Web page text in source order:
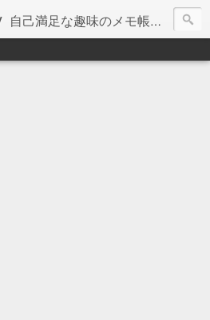
自己満足な趣味のメモ帳です。現在欧州型H0鉄道模型をメインに書いています。